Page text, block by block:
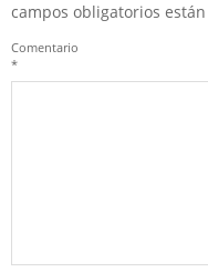
campos obligatorios
Comentario
*